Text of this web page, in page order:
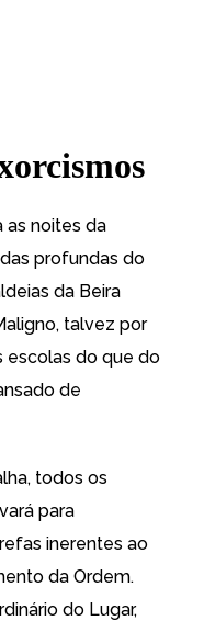
as noites da
profundas do
da Beira
talvez por
escolas do que do
de
todos os
para
inerentes ao
da Ordem.
do Lugar,